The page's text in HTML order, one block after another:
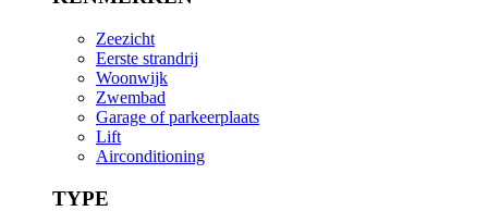
Zeezicht
Eerste strandrij
Woonwijk
Zwembad
Garage of parkeerplaats
Lift
Airconditioning
TYPE